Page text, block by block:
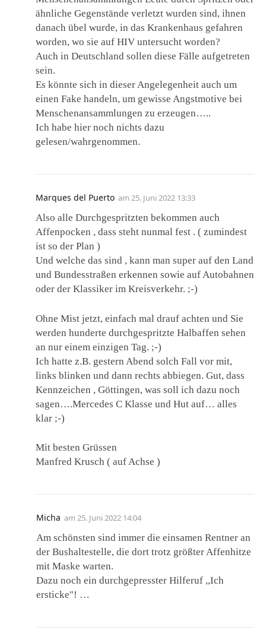
ähnliche Gegenstände verletzt wurden sind, ihnen
danach übel wurde, in das Krankenhaus gefahren
worden, wo sie auf HIV untersucht worden?
Auch in Deutschland sollen diese Fälle aufgetreten
sein.
Es könnte sich in dieser Angelegenheit auch um
einen Fake handeln, um gewisse Angstmotive bei
Menschenansammlungen zu erzeugen…..
Ich habe hier noch nichts dazu
gelesen/wahrgenommen.
Marques del Puerto am 25. Juni 2022 13:33
Also alle Durchgespritzten bekommen auch
Affenpocken , dass steht nunmal fest . ( zumindest
ist so der Plan )
Und welche das sind , kann man super auf den Land
und Bundesstraßen erkennen sowie auf Autobahnen
oder der Klassiker im Kreisverkehr. ;-)
Ohne Mist jetzt, einfach mal drauf achten und Sie
werden hunderte durchgespritzte Halbaffen sehen
an nur einem einzigen Tag. ;-)
Ich hatte z.B. gestern Abend solch Fall vor mit,
links blinken und dann rechts abbiegen. Gut, dass
Kennzeichen , Göttingen, was soll ich dazu noch
sagen….Mercedes C Klasse und Hut auf… alles
klar ;-)
Mit besten Grüssen
Manfred Krusch ( auf Achse )
Micha am 25. Juni 2022 14:04
Am schönsten sind immer die einsamen Rentner an
der Bushaltestelle, die dort trotz größter Affenhitze
mit Maske warten.
Dazu noch ein durchgepresster Hilferuf ,,Ich
ersticke"! …